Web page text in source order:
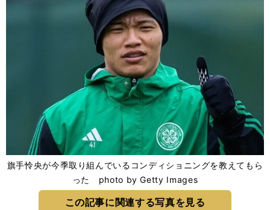
旗手怜央が今季取り組んでいるコンディショニングを教えてもら
った photo by Getty Images
この記事に関連する写真を見る